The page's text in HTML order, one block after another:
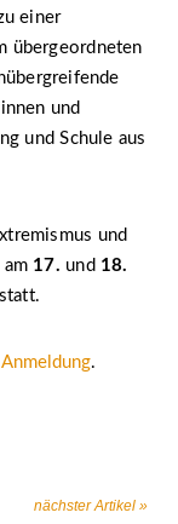
einer
übergeordneten
und
und Schule aus
und
17. und 18.
.
nächster Artikel »